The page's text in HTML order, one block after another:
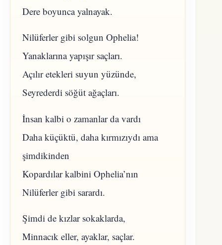
Dere boyunca yalnayak.
Nilüferler gibi solgun Ophelia!
Yanaklarına yapışır saçları.
Açılır etekleri suyun yüzünde,
Seyrederdi söğüt ağaçları.
İnsan kalbi o zamanlar da vardı
Daha küçüktü, daha kırmızıydı ama
şimdikinden
Kopardılar kalbini Ophelia’nın
Nilüferler gibi sarardı.
Şimdi de kızlar sokaklarda,
Minnacık eller, ayaklar, saçlar.